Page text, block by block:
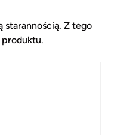
starannością. Z tego